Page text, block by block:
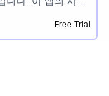
일을 잊지 않을 수
진 최적화가 잘 되
Free Trial